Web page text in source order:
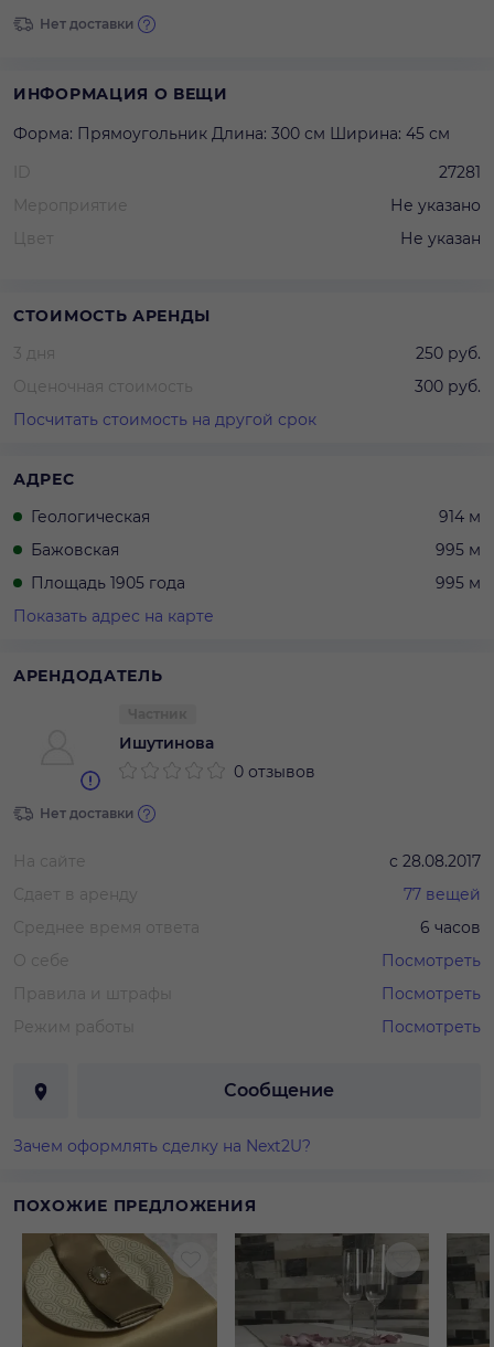
Нет доставки
ИНФОРМАЦИЯ О ВЕЩИ
Форма: Прямоугольник Длина: 300 см Ширина: 45 см
ID
27281
Мероприятие
Не указано
Цвет
Не указан
СТОИМОСТЬ АРЕНДЫ
3 дня
250 руб.
Оценочная стоимость
300 руб.
Посчитать стоимость на другой срок
АДРЕС
Геологическая
914 м
Бажовская
995 м
Площадь 1905 года
995 м
Показать адрес на карте
АРЕНДОДАТЕЛЬ
Ишутинова
0 отзывов
Нет доставки
На сайте с 28.08.2017
Сдает в аренду
77 вещей
Среднее время ответа
6 часов
О себе
Посмотреть
Правила и штрафы
Посмотреть
Режим работы
Посмотреть
Сообщение
Зачем оформлять сделку на Next2U?
ПОХОЖИЕ ПРЕДЛОЖЕНИЯ